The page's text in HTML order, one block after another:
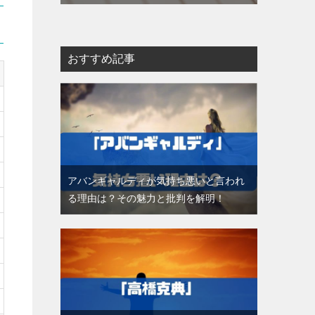
おすすめ記事
アバンギャルディが気持ち悪いと言われ
る理由は？その魅力と批判を解明！